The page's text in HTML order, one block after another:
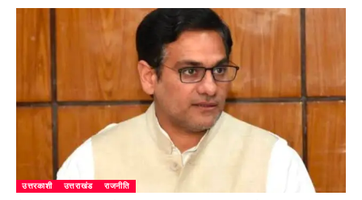
उत्तरकाशी उत्तराखंड राजनीति